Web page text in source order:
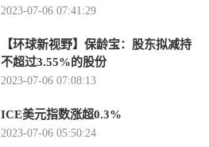
2023-07-06 07:41:29
【环球新视野】保龄宝：股东拟减持
不超过3.55%的股份
2023-07-06 07:08:13
ICE美元指数涨超0.3%
2023-07-06 05:50:24